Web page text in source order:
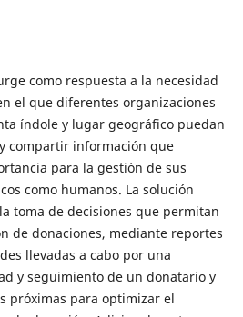
como respuesta a la necesidad
el que diferentes organizaciones
índole y lugar geográfico puedan
compartir información que
para la gestión de sus
como humanos. La solución
toma de decisiones que permitan
de donaciones, mediante reportes
llevadas a cabo por una
y seguimiento de un donatario y
próximas para optimizar el